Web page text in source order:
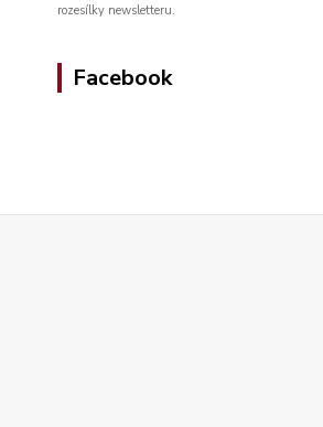
rozesílky newsletteru.
Facebook